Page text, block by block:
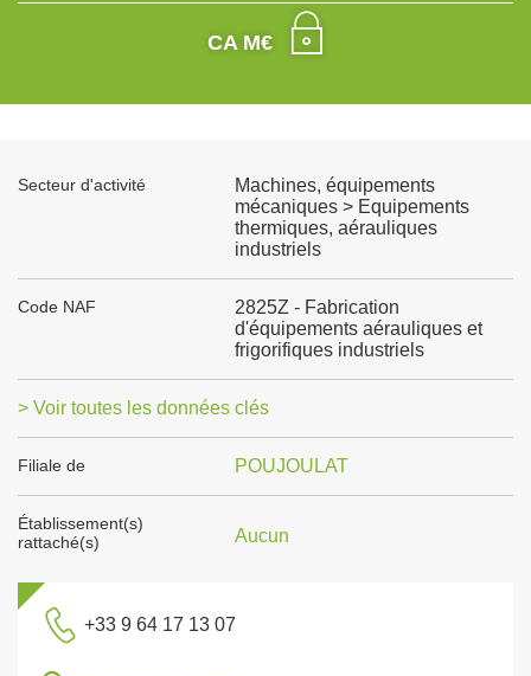
CA M€
Secteur d'activité
Machines, équipements
mécaniques > Equipements
thermiques, aérauliques
industriels
Code NAF
2825Z - Fabrication
d'équipements aérauliques et
frigorifiques industriels
> Voir toutes les données clés
Filiale de POUJOULAT
Établissement(s)
rattaché(s)
Aucun
+33 9 64 17 13 07